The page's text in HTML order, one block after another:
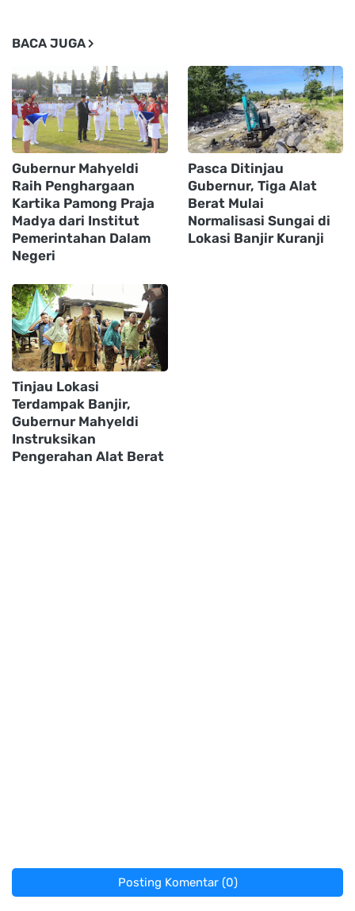
BACA JUGA
Gubernur Mahyeldi
Raih Penghargaan
Kartika Pamong Praja
Madya dari Institut
Pemerintahan Dalam
Negeri
Pasca Ditinjau
Gubernur, Tiga Alat
Berat Mulai
Normalisasi Sungai di
Lokasi Banjir Kuranji
Tinjau Lokasi
Terdampak Banjir,
Gubernur Mahyeldi
Instruksikan
Pengerahan Alat Berat
Posting Komentar (0)